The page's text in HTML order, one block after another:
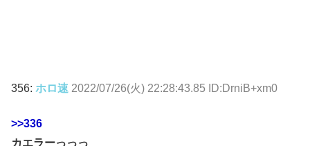
356: ホロ速 2022/07/26(火) 22:28:43.85 ID:DrniB+xm0
>>336
カエラーっっっ